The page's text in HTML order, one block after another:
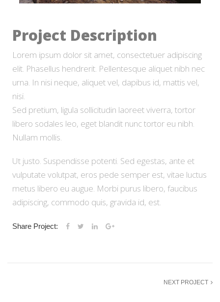
Project Description
Lorem ipsum dolor sit amet, consectetuer adipiscing
elit. Phasellus hendrerit. Pellentesque aliquet nibh nec
urna. In nisi neque, aliquet vel, dapibus id, mattis vel,
nisi.
Sed pretium, ligula sollicitudin laoreet viverra, tortor
libero sodales leo, eget blandit nunc tortor eu nibh.
Nullam mollis.
Ut justo. Suspendisse potenti. Sed egestas, ante et
vulputate volutpat, eros pede semper est, vitae luctus
metus libero eu augue. Morbi purus libero, faucibus
adipiscing, commodo quis, gravida id, est.
Share Project:
NEXT PROJECT